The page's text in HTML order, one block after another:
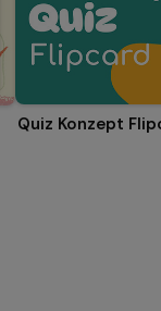
Quiz Konzept